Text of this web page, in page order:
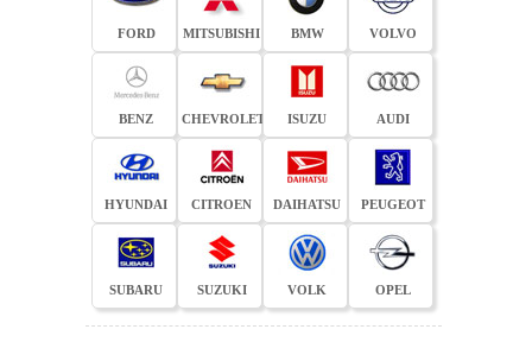
FORD MITSUBISHI BMW VOLVO
BENZ CHEVROLET ISUZU AUDI
HYUNDAI CITROEN DAIHATSU PEUGEOT
SUBARU SUZUKI VOLK OPEL